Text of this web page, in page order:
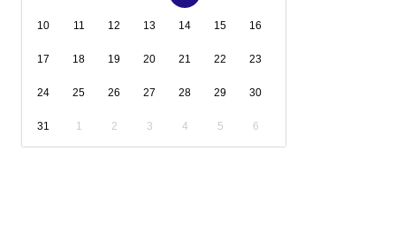
10 11 12 13 14 15 16
17 18 19 20 21 22 23
24 25 26 27 28 29 30
31 1 2 3 4 5 6